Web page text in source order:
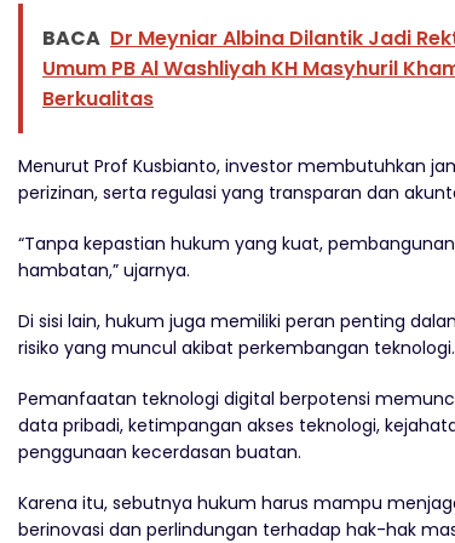
BACA Dr Meyniar Albina Dilantik Jadi
Umum PB Al Washliyah KH Masyhuril
Berkualitas
Menurut Prof Kusbianto, investor membutuhkan
perizinan, serta regulasi yang transparan dan
“Tanpa kepastian hukum yang kuat,
hambatan,” ujarnya.
Di sisi lain, hukum juga memiliki peran penting
risiko yang muncul akibat perkembangan teknologi.
Pemanfaatan teknologi digital berpotensi
data pribadi, ketimpangan akses teknologi,
penggunaan kecerdasan buatan.
Karena itu, sebutnya hukum harus mampu
berinovasi dan perlindungan terhadap hak-hak